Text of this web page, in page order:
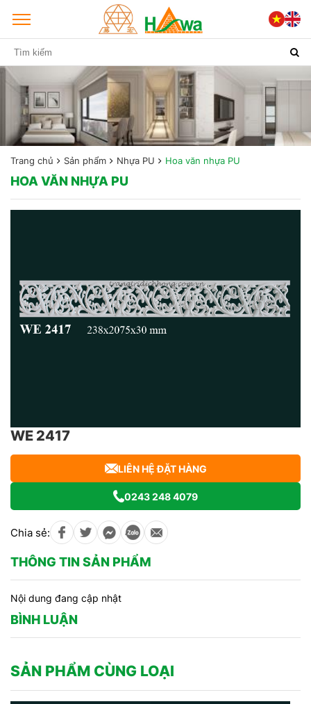
Trang chủ Sản phẩm Nhựa PU Hoa văn nhựa PU
HOA VĂN NHỰA PU
WE 2417
LIÊN HỆ ĐẶT HÀNG
0243 248 4079
Chia sẻ:
THÔNG TIN SẢN PHẨM
Nội dung đang cập nhật
BÌNH LUẬN
SẢN PHẨM CÙNG LOẠI